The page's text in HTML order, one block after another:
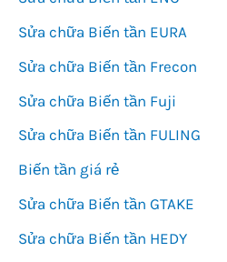
Sửa chữa Biến tần EURA
Sửa chữa Biến tần Frecon
Sửa chữa Biến tần Fuji
Sửa chữa Biến tần FULING
Biến tần giá rẻ
Sửa chữa Biến tần GTAKE
Sửa chữa Biến tần HEDY